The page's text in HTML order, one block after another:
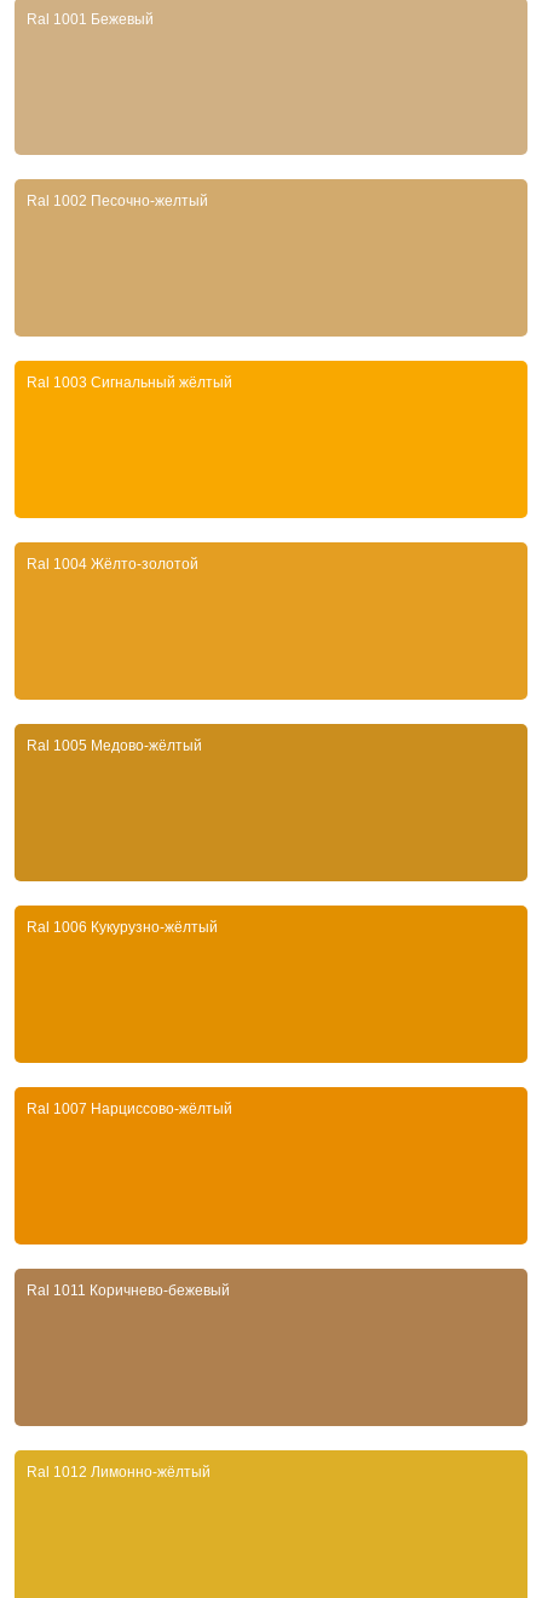
Ral 1001 Бежевый
Ral 1002 Песочно-желтый
Ral 1003 Сигнальный жёлтый
Ral 1004 Жёлто-золотой
Ral 1005 Медово-жёлтый
Ral 1006 Кукурузно-жёлтый
Ral 1007 Нарциссово-жёлтый
Ral 1011 Коричнево-бежевый
Ral 1012 Лимонно-жёлтый